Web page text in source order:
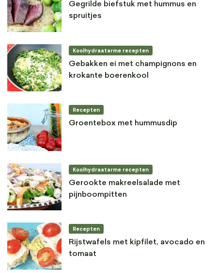
Gegrilde biefstuk met hummus en
spruitjes
Koolhydraatarme recepten
Gebakken ei met champignons en
krokante boerenkool
Recepten
Groentebox met hummusdip
Koolhydraatarme recepten
Gerookte makreelsalade met
pijnboompitten
Recepten
Rijstwafels met kipfilet, avocado en
tomaat